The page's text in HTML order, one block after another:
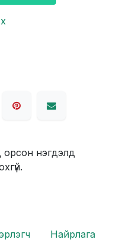
орсон нэгдэлд
Найрлага